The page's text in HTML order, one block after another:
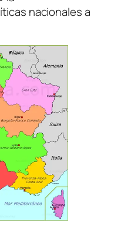
nacionales a